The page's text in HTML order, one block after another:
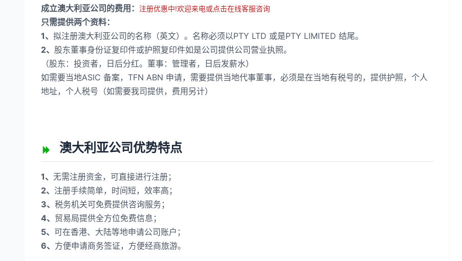
成立澳大利亚公司的费用： 注册优惠中!欢迎来电或点击在线客服咨询
只需提供两个资料：
1、 拟注册澳大利亚公司的名称（英文）。名称必须以PTY LTD 或是PTY LIMITED 结尾。
2、 股东董事身份证复印件或护照复印件如是公司提供公司营业执照。
（股东：投资者，日后分红。董事：管理者，日后发薪水）
如需要当地ASIC 备案，TFN ABN 申请，需要提供当地代事董事，必须是在当地有税号的，提供护照，个人
地址，个人税号（如需要我司提供，费用另计）
澳大利亚公司优势特点
1、 无需注册资金，可直接进行注册；
2、 注册手续简单，时间短，效率高；
3、 税务机关可免费提供咨询服务；
4、 贸易局提供全方位免费信息；
5、 可在香港、大陆等地申请公司账户；
6、 方便申请商务签证，方便经商旅游。